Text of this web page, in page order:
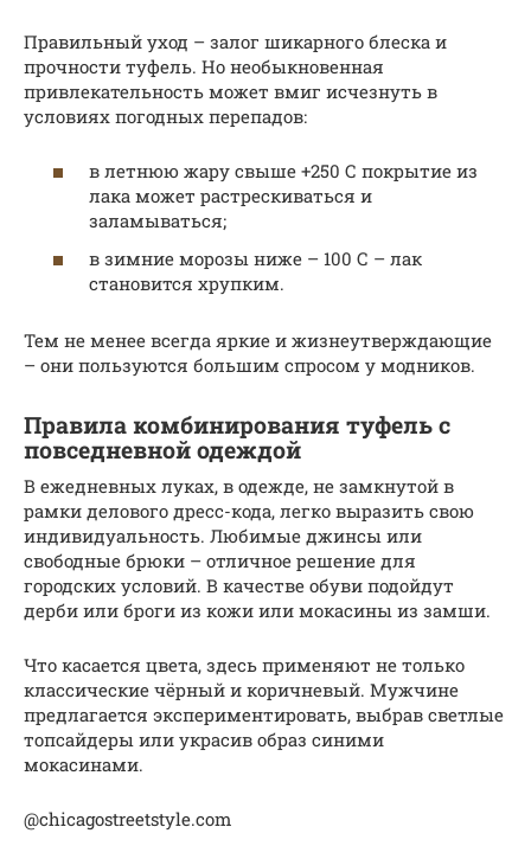
Правильный уход – залог шикарного блеска и
прочности туфель. Но необыкновенная
привлекательность может вмиг исчезнуть в
условиях погодных перепадов:
в летнюю жару свыше +250 С покрытие из
лака может растрескиваться и
заламываться;
в зимние морозы ниже – 100 С – лак
становится хрупким.
Тем не менее всегда яркие и жизнеутверждающие
– они пользуются большим спросом у модников.
Правила комбинирования туфель с
повседневной одеждой
В ежедневных луках, в одежде, не замкнутой в
рамки делового дресс-кода, легко выразить свою
индивидуальность. Любимые джинсы или
свободные брюки – отличное решение для
городских условий. В качестве обуви подойдут
дерби или броги из кожи или мокасины из замши.
Что касается цвета, здесь применяют не только
классические чёрный и коричневый. Мужчине
предлагается экспериментировать, выбрав светлые
топсайдеры или украсив образ синими
мокасинами.
@chicagostreetstyle.com